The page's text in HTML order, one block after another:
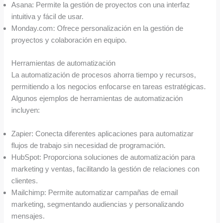
Asana: Permite la gestión de proyectos con una interfaz
intuitiva y fácil de usar.
Monday.com: Ofrece personalización en la gestión de
proyectos y colaboración en equipo.
Herramientas de automatización
La automatización de procesos ahorra tiempo y recursos,
permitiendo a los negocios enfocarse en tareas estratégicas.
Algunos ejemplos de herramientas de automatización
incluyen:
Zapier: Conecta diferentes aplicaciones para automatizar
flujos de trabajo sin necesidad de programación.
HubSpot: Proporciona soluciones de automatización para
marketing y ventas, facilitando la gestión de relaciones con
clientes.
Mailchimp: Permite automatizar campañas de email
marketing, segmentando audiencias y personalizando
mensajes.